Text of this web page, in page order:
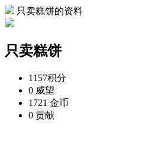
只卖糕饼的资料
只卖糕饼
1157积分
0 威望
1721 金币
0 贡献